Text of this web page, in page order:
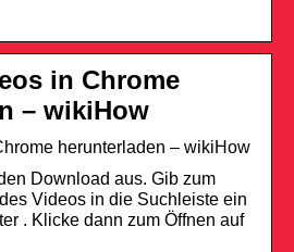
in Chrome
– wikiHow
herunterladen – wikiHow
Download aus. Gib zum
Videos in die Suchleiste ein
. Klicke dann zum Öffnen auf